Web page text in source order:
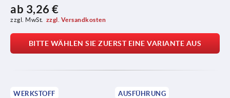
ab 3,26 €
zzgl. MwSt. zzgl. Versandkosten
BITTE WÄHLEN SIE ZUERST EINE VARIANTE AUS
WERKSTOFF AUSFÜHRUNG